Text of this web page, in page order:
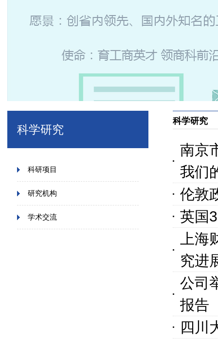
科学研究
科研项目
研究机构
学术交流
科学研究
南京
我们
伦敦
英国
上
究进
公司
报告
四川